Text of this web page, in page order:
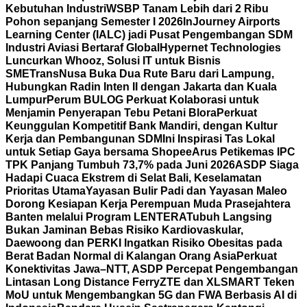
Kebutuhan IndustriWSBP Tanam Lebih dari 2 Ribu
Pohon sepanjang Semester I 2026 InJourney Airports
Learning Center (IALC) jadi Pusat Pengembangan SDM
Industri Aviasi Bertaraf Global Hypernet Technologies
Luncurkan Whooz, Solusi IT untuk Bisnis
SMETransNusa Buka Dua Rute Baru dari Lampung,
Hubungkan Radin Inten II dengan Jakarta dan Kuala
LumpurPerum BULOG Perkuat Kolaborasi untuk
Menjamin Penyerapan Tebu Petani BloraPerkuat
Keunggulan Kompetitif Bank Mandiri, dengan Kultur
Kerja dan Pembangunan SDM Ini Inspirasi Tas Lokal
untuk Setiap Gaya bersama ShopeeArus Petikemas IPC
TPK Panjang Tumbuh 73,7% pada Juni 2026ASDP Siaga
Hadapi Cuaca Ekstrem di Selat Bali, Keselamatan
Prioritas UtamaYayasan Bulir Padi dan Yayasan Maleo
Dorong Kesiapan Kerja Perempuan Muda Prasejahtera
Banten melalui Program LENTERATubuh Langsing
Bukan Jaminan Bebas Risiko Kardiovaskular,
Daewoong dan PERKI Ingatkan Risiko Obesitas pada
Berat Badan Normal di Kalangan Orang AsiaPerkuat
Konektivitas Jawa–NTT, ASDP Percepat Pengembangan
Lintasan Long Distance FerryZTE dan XLSMART Teken
MoU untuk Mengembangkan 5G dan FWA Berbasis AI di